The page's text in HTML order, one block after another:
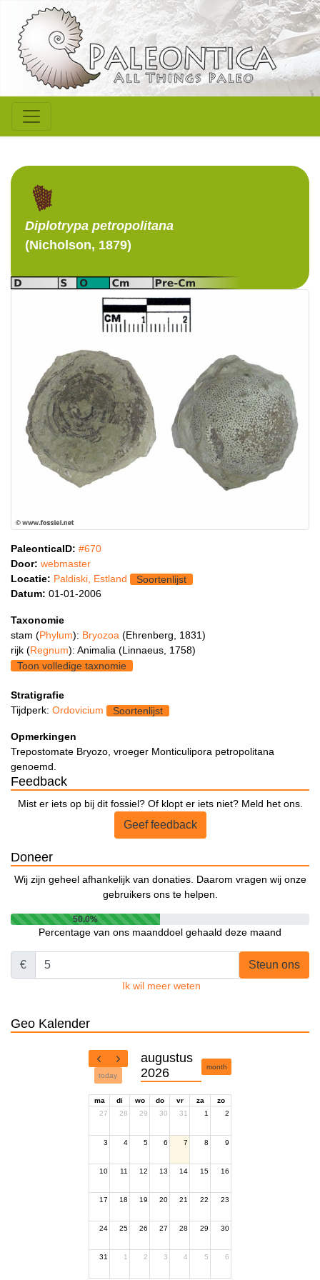
Diplotrypa petropolitana
(Nicholson, 1879)
PaleonticaID: #670
Door: webmaster
Locatie: Paldiski, Estland
Soortenlijst
Datum: 01-01-2006
Taxonomie
stam (Phylum): Bryozoa (Ehrenberg, 1831)
rijk (Regnum): Animalia (Linnaeus, 1758)
Toon volledige taxnomie
Stratigrafie
Tijdperk: Ordovicium Soortenlijst
Opmerkingen
Trepostomate Bryozo, vroeger Monticulipora petropolitana
genoemd.
Feedback
Mist er iets op bij dit fossiel? Of klopt er iets niet? Meld het ons.
Geef feedback
Doneer
Wij zijn geheel afhankelijk van donaties. Daarom vragen wij onze
gebruikers ons te helpen.
50.0%
Percentage van ons maanddoel gehaald deze maand
€ Steun ons
Ik wil meer weten
Geo Kalender
today
augustus
2026
month
ma di wo do vr za
zo
27
28 29 30 31 1 2
3 4 5 6 7 8 9
10 11 12 13 14 15 16
17 18 19 20 21 22 23
24 25 26 27 28 29 30
31 1 2 3 4 5 6